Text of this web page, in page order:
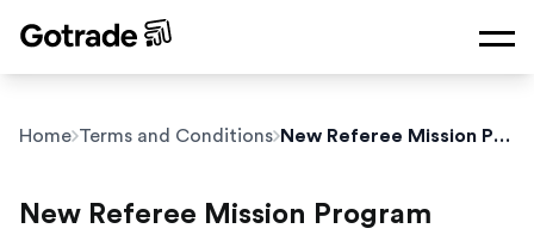
Home Terms and Conditions New Referee Mission Program
New Referee Mission Program